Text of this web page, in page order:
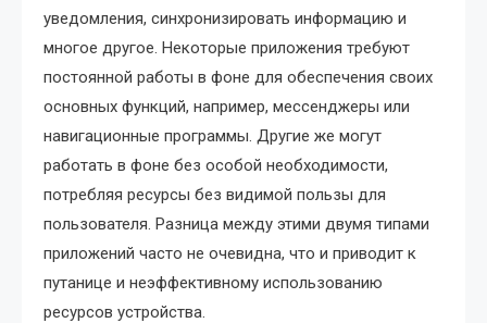
уведомления, синхронизировать информацию и
многое другое. Некоторые приложения требуют
постоянной работы в фоне для обеспечения своих
основных функций, например, мессенджеры или
навигационные программы. Другие же могут
работать в фоне без особой необходимости,
потребляя ресурсы без видимой пользы для
пользователя. Разница между этими двумя типами
приложений часто не очевидна, что и приводит к
путанице и неэффективному использованию
ресурсов устройства.